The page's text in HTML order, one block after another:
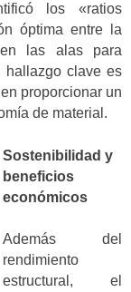
los «ratios
óptima entre la
las alas para
hallazgo clave es
proporcionar un
de material.
Sostenibilidad y
beneficios
económicos
Además del
rendimiento
estructural, el